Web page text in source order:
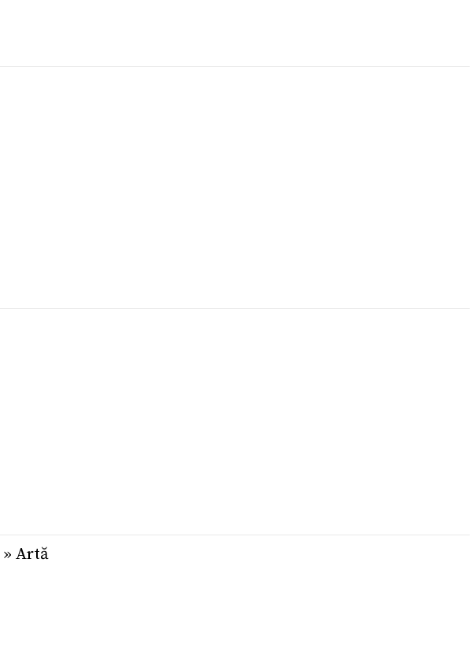
» Artă